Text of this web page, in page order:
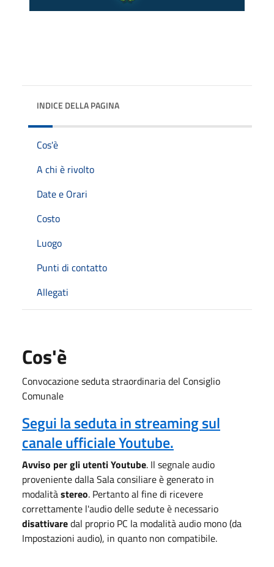
INDICE DELLA PAGINA
Cos'è
A chi è rivolto
Date e Orari
Costo
Luogo
Punti di contatto
Allegati
Cos'è
Convocazione seduta straordinaria del Consiglio
Comunale
Segui la seduta in streaming sul
canale ufficiale Youtube.
Avviso per gli utenti Youtube. Il segnale audio
proveniente dalla Sala consiliare è generato in
modalitàstereo. Pertanto al fine di ricevere
correttamente l'audio delle sedute è necessario
disattivaredal proprio PC la modalità audio mono (da
Impostazioni audio), in quanto non compatibile.